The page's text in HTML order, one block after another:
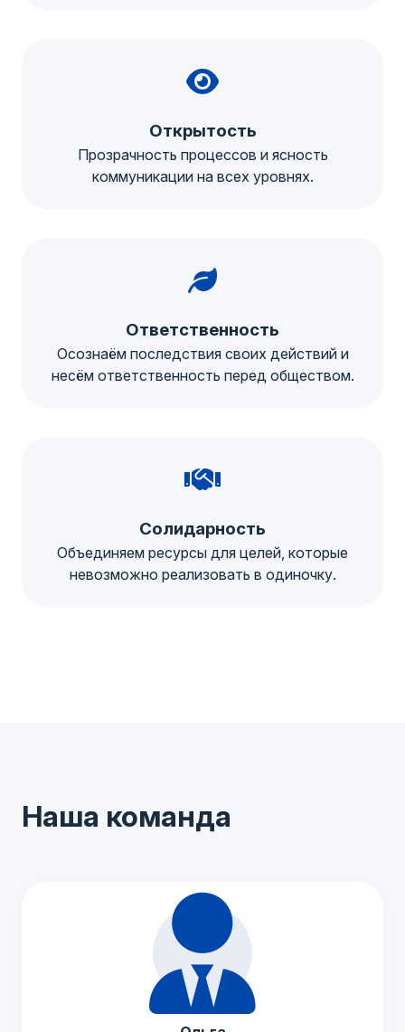
Открытость
Прозрачность процессов и ясность
коммуникации на всех уровнях.
Ответственность
Осознаём последствия своих действий и
несём ответственность перед обществом.
Солидарность
Объединяем ресурсы для целей, которые
невозможно реализовать в одиночку.
Наша команда